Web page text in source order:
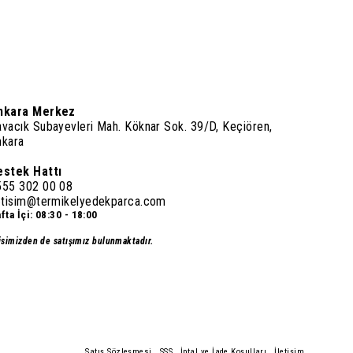
Merkez
Subayevleri Mah. Köknar Sok. 39/D, Keçiören,
Hattı
302 00 08
İçi: 08:30 - 18:00
de satışımız bulunmaktadır.